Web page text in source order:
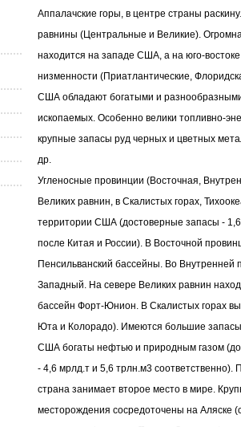
Аппалачские горы, в центре страны
равнины (Центральные и Великие).
находится на западе США, а на юго-
низменности (Приатлантические,
США обладают богатыми и
ископаемых. Особенно велики топливно-
крупные запасы руд черных и цветных
др.
Угленосные провинции (Восточная,
Великих равнин, в Скалистых горах,
территории США (достоверные запасы - 1,6
после Китая и России). В Восточной
Пенсильванский бассейны. Во Внутренней
Западный. На севере Великих равнин
бассейн Форт-Юнион. В Скалистых горах
Юта и Колорадо). Имеются большие запасы
США богаты нефтью и природным газом
- 4,6 мрлд.т и 5,6 трлн.м3 соответственно).
страна занимает второе место в мире.
месторождения сосредоточены на Аляске